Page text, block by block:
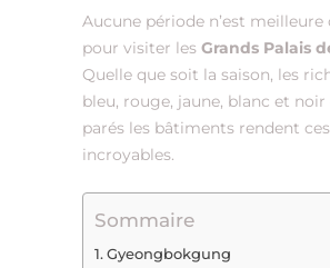
Aucune période n’est meilleure
pour visiter les Grands Palais
Quelle que soit la saison, les
bleu, rouge, jaune, blanc et
parés les bâtiments rendent
incroyables.
Sommaire
Gyeongbokgung